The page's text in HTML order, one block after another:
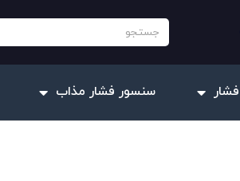
جستجو
فشار سنسور فشار مذاب